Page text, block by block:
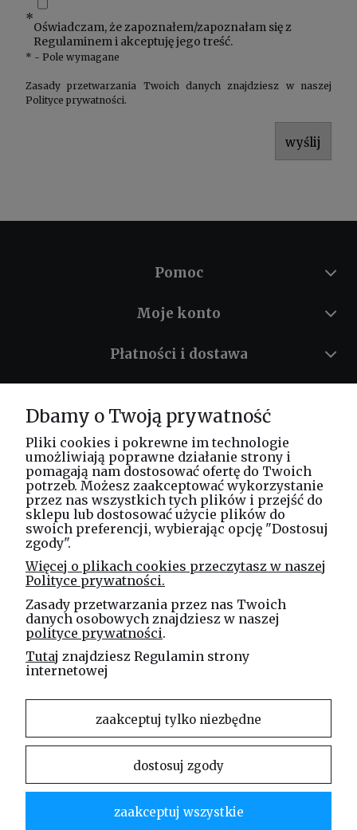
*
Oświadczam, że zapoznałem/zapoznałam się z
Regulaminem i akceptuję jego treść.
* - Pole wymagane
Zasady przetwarzania Twoich danych znajdziesz w naszej
Polityce prywatności.
wyślij
Pomoc
Moje konto
Płatności i dostawa
O nas
Masz pytania? Zadzwoń!
tel. kom. 730 994 188
Spółka Jawna
ul. Technologiczna 44
35-213 Rzeszów
e-mail
sklep@elinea.com.pl
Jawna. Zabrania się kopiowania i rozpowszechniania treści zamieszczonych na stronie bez
zgody właściciela strony.
Dbamy o Twoją prywatność
Pliki cookies i pokrewne im technologie
umożliwiają poprawne działanie strony i
pomagają nam dostosować ofertę do Twoich
potrzeb. Możesz zaakceptować wykorzystanie
przez nas wszystkich tych plików i przejść do
sklepu lub dostosować użycie plików do
swoich preferencji, wybierając opcję "Dostosuj
zgody".
Więcej o plikach cookies przeczytasz w naszej
Polityce prywatności.
Zasady przetwarzania przez nas Twoich
danych osobowych znajdziesz w naszej
polityce prywatności.
Tutaj znajdziesz Regulamin strony
internetowej
zaakceptuj tylko niezbędne
dostosuj zgody
zaakceptuj wszystkie